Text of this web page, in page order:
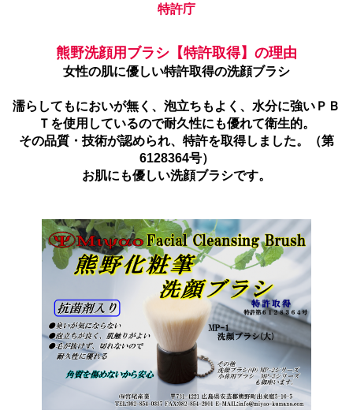
特許庁
熊野洗顔用ブラシ【特許取得】の理由
女性の肌に優しい特許取得の洗顔ブラシ
濡らしてもにおいが無く、泡立ちもよく、水分に強いＰＢ
Ｔを使用しているので耐久性にも優れて衛生的。
その品質・技術が認められ、特許を取得しました。（第
6128364号）
お肌にも優しい洗顔ブラシです。